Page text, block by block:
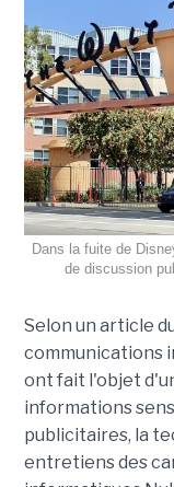
Dans la fuite de
de discussion
Selon un article
communications
ont fait l'objet
informations
publicitaires, la
entretiens des